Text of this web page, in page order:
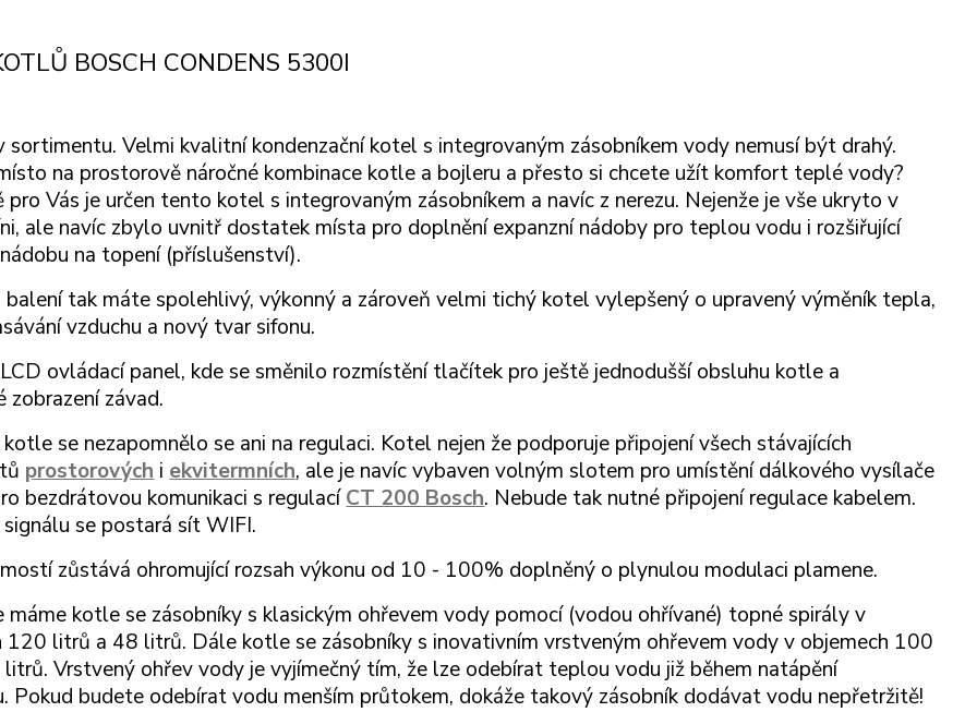
BOSCH CONDENS 5300I
sortimentu. Velmi kvalitní kondenzační kotel s integrovaným zásobníkem vody nemusí být drahý.
na prostorově náročné kombinace kotle a bojleru a přesto si chcete užít komfort teplé vody?
pro Vás je určen tento kotel s integrovaným zásobníkem a navíc z nerezu. Nejenže je vše ukryto v
ale navíc zbylo uvnitř dostatek místa pro doplnění expanzní nádoby pro teplou vodu i rozšiřující
na topení (příslušenství).
balení tak máte spolehlivý, výkonný a zároveň velmi tichý kotel vylepšený o upravený výměník tepla,
vzduchu a nový tvar sifonu.
ovládací panel, kde se směnilo rozmístění tlačítek pro ještě jednodušší obsluhu kotle a
zobrazení závad.
se nezapomnělo se ani na regulaci. Kotel nejen že podporuje připojení všech stávajících
prostorových i ekvitermních, ale je navíc vybaven volným slotem pro umístění dálkového vysílače
bezdrátovou komunikaci s regulacíCT 200 Bosch. Nebude tak nutné připojení regulace kabelem.
se postará sít WIFI.
zůstává ohromující rozsah výkonu od 10 - 100% doplněný o plynulou modulaci plamene.
máme kotle se zásobníky s klasickým ohřevem vody pomocí (vodou ohřívané) topné spirály v
120 litrů a 48 litrů. Dále kotle se zásobníky s inovativním vrstveným ohřevem vody v objemech 100
Vrstvený ohřev vody je vyjímečný tím, že lze odebírat teplou vodu již během natápění
Pokud budete odebírat vodu menším průtokem, dokáže takový zásobník dodávat vodu nepřetržitě!